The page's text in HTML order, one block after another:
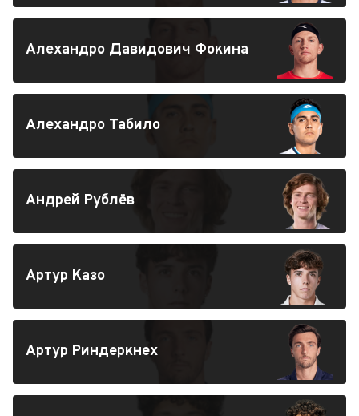
Алехандро Давидович Фокина
Алехандро Табило
Андрей Рублёв
Артур Казо
Артур Риндеркнех